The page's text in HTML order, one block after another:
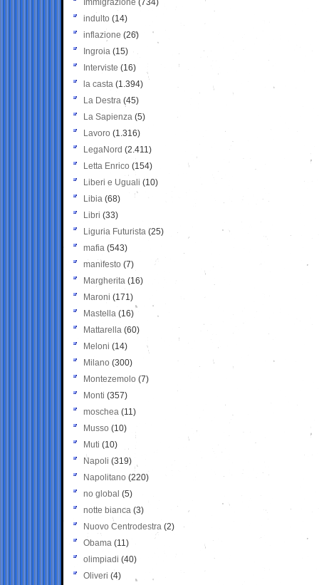
Immigrazione (734)
indulto (14)
inflazione (26)
Ingroia (15)
Interviste (16)
la casta (1.394)
La Destra (45)
La Sapienza (5)
Lavoro (1.316)
LegaNord (2.411)
Letta Enrico (154)
Liberi e Uguali (10)
Libia (68)
Libri (33)
Liguria Futurista (25)
mafia (543)
manifesto (7)
Margherita (16)
Maroni (171)
Mastella (16)
Mattarella (60)
Meloni (14)
Milano (300)
Montezemolo (7)
Monti (357)
moschea (11)
Musso (10)
Muti (10)
Napoli (319)
Napolitano (220)
no global (5)
notte bianca (3)
Nuovo Centrodestra (2)
Obama (11)
olimpiadi (40)
Oliveri (4)